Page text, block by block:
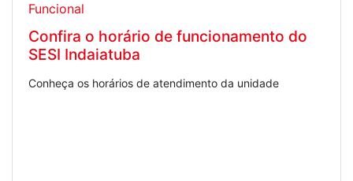
Funcional
Confira o horário de funcionamento do
SESI Indaiatuba
Conheça os horários de atendimento da unidade